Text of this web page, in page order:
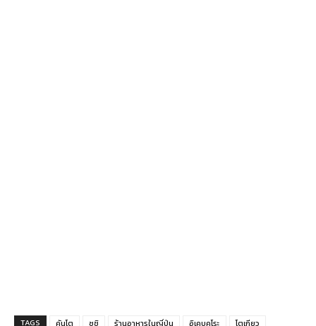
TAGS คันโต ซูชิ ร้านอาหารในญี่ปุ่น อิเคบุคุโระ โตเกียว